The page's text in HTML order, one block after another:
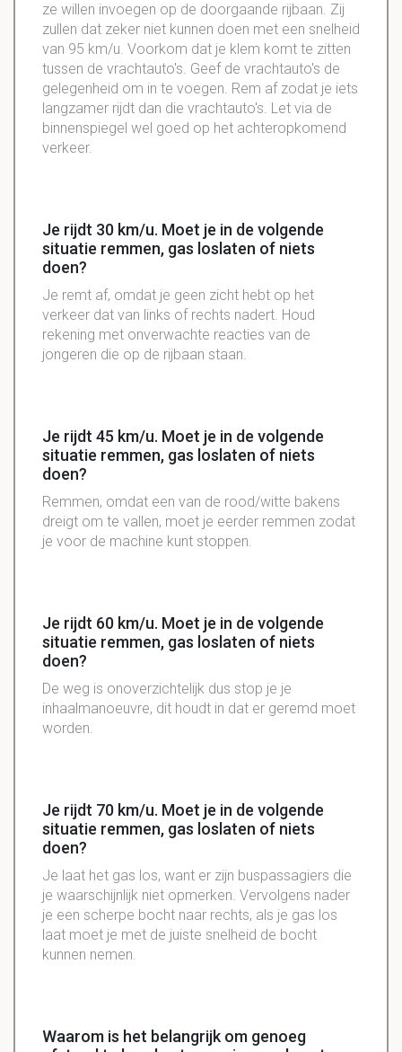
ze willen invoegen op de doorgaande rijbaan. Zij
zullen dat zeker niet kunnen doen met een snelheid
van 95 km/u. Voorkom dat je klem komt te zitten
tussen de vrachtauto's. Geef de vrachtauto's de
gelegenheid om in te voegen. Rem af zodat je iets
langzamer rijdt dan die vrachtauto's. Let via de
binnenspiegel wel goed op het achteropkomend
verkeer.
Je rijdt 30 km/u. Moet je in de volgende
situatie remmen, gas loslaten of niets
doen?
Je remt af, omdat je geen zicht hebt op het
verkeer dat van links of rechts nadert. Houd
rekening met onverwachte reacties van de
jongeren die op de rijbaan staan.
Je rijdt 45 km/u. Moet je in de volgende
situatie remmen, gas loslaten of niets
doen?
Remmen, omdat een van de rood/witte bakens
dreigt om te vallen, moet je eerder remmen zodat
je voor de machine kunt stoppen.
Je rijdt 60 km/u. Moet je in de volgende
situatie remmen, gas loslaten of niets
doen?
De weg is onoverzichtelijk dus stop je je
inhaalmanoeuvre, dit houdt in dat er geremd moet
worden.
Je rijdt 70 km/u. Moet je in de volgende
situatie remmen, gas loslaten of niets
doen?
Je laat het gas los, want er zijn buspassagiers die
je waarschijnlijk niet opmerken. Vervolgens nader
je een scherpe bocht naar rechts, als je gas los
laat moet je met de juiste snelheid de bocht
kunnen nemen.
Waarom is het belangrijk om genoeg